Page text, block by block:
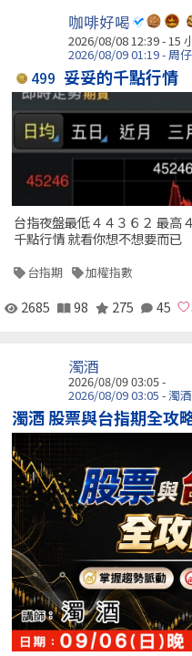
咖啡好喝
2026/08/08 12:39 -15
2026/08/09 01:19 - 周
499 妥妥的千點行情
台指夜盤最低４４３６２ 最高
千點行情 就看你想不想要而已
台指期 加權指數
2685 98 275 45
濁酒
2026/08/09 03:05 -
2026/08/09 03:05 - 濁酒
濁酒 股票與台指期全攻